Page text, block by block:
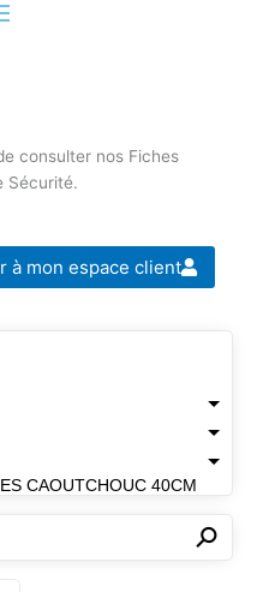
consulter nos Fiches
Sécurité.
à mon espace client
CAOUTCHOUC 40CM
⚲